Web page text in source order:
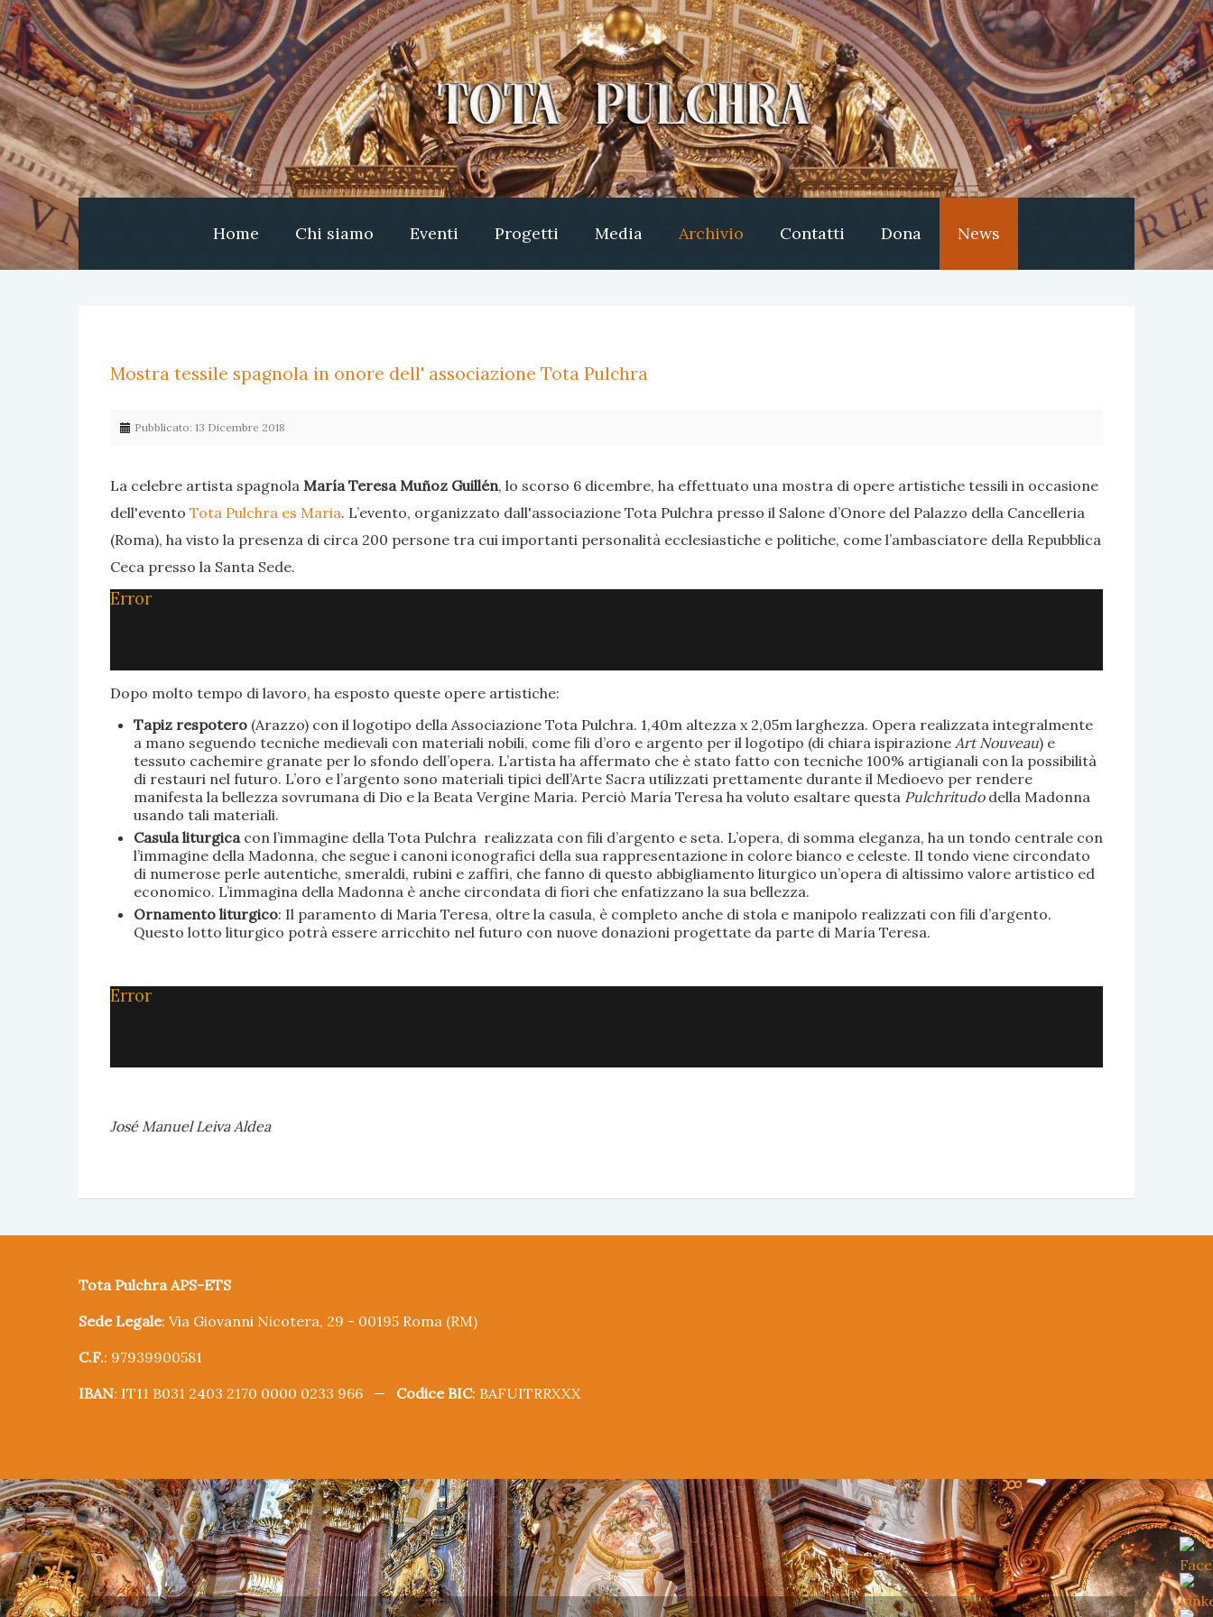
Home Chi siamo Eventi Progetti Media Archivio Contatti Dona News
Mostra tessile spagnola in onore dell' associazione Tota Pulchra
Pubblicato: 13 Dicembre 2018
La celebre artista spagnola María Teresa Muñoz Guillén, lo scorso 6 dicembre, ha effettuato una mostra di opere artistiche tessili in occasione
dell'evento Tota Pulchra es Maria. L’evento, organizzato dall'associazione Tota Pulchra presso il Salone d’Onore del Palazzo della Cancelleria
(Roma), ha visto la presenza di circa 200 persone tra cui importanti personalità ecclesiastiche e politiche, come l’ambasciatore della Repubblica
Ceca presso la Santa Sede.
Error
Dopo molto tempo di lavoro, ha esposto queste opere artistiche:
Tapiz respotero(Arazzo) con il logotipo della Associazione Tota Pulchra. 1,40m altezza x 2,05m larghezza. Opera realizzata integralmente
a mano seguendo tecniche medievali con materiali nobili, come fili d’oro e argento per il logotipo (di chiara ispirazione Art Nouveau) e
tessuto cachemire granate per lo sfondo dell’opera. L’artista ha affermato che è stato fatto con tecniche 100% artigianali con la possibilità
di restauri nel futuro. L’oro e l’argento sono materiali tipici dell’Arte Sacra utilizzati prettamente durante il Medioevo per rendere
manifesta la bellezza sovrumana di Dio e la Beata Vergine Maria. Perciò María Teresa ha voluto esaltare questa Pulchritudo della Madonna
usando tali materiali.
Casula liturgica con l’immagine della Tota Pulchra realizzata con fili d’argento e seta. L’opera, di somma eleganza, ha un tondo centrale con
l’immagine della Madonna, che segue i canoni iconografici della sua rappresentazione in colore bianco e celeste. Il tondo viene circondato
di numerose perle autentiche, smeraldi, rubini e zaffiri, che fanno di questo abbigliamento liturgico un’opera di altissimo valore artistico ed
economico. L’immagina della Madonna è anche circondata di fiori che enfatizzano la sua bellezza.
Ornamento liturgico: Il paramento di Maria Teresa, oltre la casula, è completo anche di stola e manipolo realizzati con fili d’argento.
Questo lotto liturgico potrà essere arricchito nel futuro con nuove donazioni progettate da parte di María Teresa.
Error
José Manuel Leiva Aldea
Tota Pulchra APS-ETS
Sede Legale: Via Giovanni Nicotera, 29 - 00195 Roma (RM)
C.F.: 97939900581
IBAN: IT11 B031 2403 2170 0000 0233 966 — Codice BIC: BAFUITRRXXX